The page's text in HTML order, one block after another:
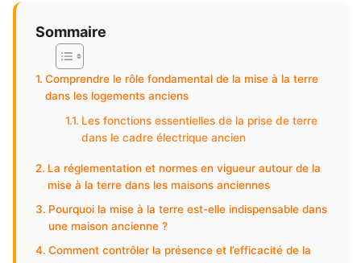
Sommaire
Comprendre le rôle fondamental de la mise à la terre
dans les logements anciens
Les fonctions essentielles de la prise de terre
dans le cadre électrique ancien
La réglementation et normes en vigueur autour de la
mise à la terre dans les maisons anciennes
Pourquoi la mise à la terre est-elle indispensable dans
une maison ancienne ?
Comment contrôler la présence et l’efficacité de la